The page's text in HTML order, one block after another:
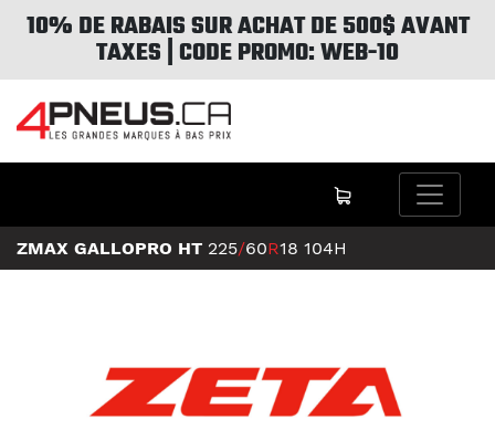
10% DE RABAIS SUR ACHAT DE 500$ AVANT
TAXES | CODE PROMO: WEB-10
ZMAX GALLOPRO HT 225/60R18 104H